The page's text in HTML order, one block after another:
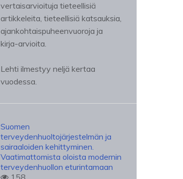
vertaisarvioituja tieteellisiä
artikkeleita, tieteellisiä katsauksia,
ajankohtaispuheenvuoroja ja
kirja-arvioita.
Lehti ilmestyy neljä kertaa
vuodessa.
Suomen
terveydenhuoltojärjestelmän ja
sairaaloiden kehittyminen.
Vaatimattomista oloista modernin
terveydenhuollon eturintamaan
158